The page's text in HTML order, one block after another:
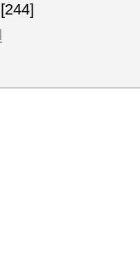
[244]